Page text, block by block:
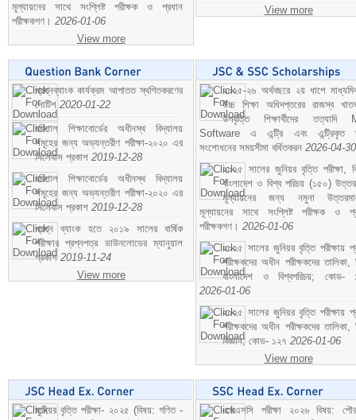
মূল্যায়নের সাথে সংশ্লিষ্ট পরীক্ষক ও প্রধান
পরীক্ষকগণ। 2026-01-06
View more
View more
প্রশ্নব্যাংক কার্যক্রম আপাতত স্থগিতকরণের
নোটিশ 2020-01-22
বরিশাল শিক্ষাবোর্ডের অধীনস্থ বিদ্যালয়
সমূহের জন্য অভ্যন্তরীণ পরীক্ষা-২০২০ এর
সিলেবাস প্রকাশ 2019-12-28
বরিশাল শিক্ষাবোর্ডের অধীনস্থ বিদ্যালয়
সমূহের জন্য অভ্যন্তরীণ পরীক্ষা-২০২০ এর
সিলেবাস প্রকাশ 2019-12-28
প্রশ্ন ব্যাংক হতে ২০১৯ সালের বার্ষিক
পরীক্ষার প্রশ্নপত্র ডাউনলোডের ম্যানুয়াল
প্রকাশ 2019-11-24
View more
২০২৫-২৬ অর্থবছরে ২য় ধাপে
উচ্চ শিক্ষা অধিদপ্তরের রাজস্ব
উপবৃত্তি শিক্ষার্থীদের তত্যাদি
Software এ এন্ট্রি এবং এন্ট্রিকৃত
সংশোধনের সময়সীমা বর্ধিতকরন 2026-04-30
২০২৫ সালের জুনিয়র বৃত্তি পরীক্ষা,
বাংলাদেশ ও বিশ্ব পরিচয় (১৫০)
মূল্যায়নের জন্য নমুনা
মূল্যায়নের সাথে সংশ্লিষ্ট পরীক্ষক ও
পরীক্ষকগণ। 2026-01-06
২০২৫ সালের জুনিয়র বৃত্তি পরীক্ষায়
পরীক্ষকদের অধীন পরীক্ষকদের তালিকা,
বাংলাদেশ ও বিশ্বপরিচয়; কোড-
2026-01-06
২০২৫ সালের জুনিয়র বৃত্তি পরীক্ষায়
পরীক্ষকদের অধীন পরীক্ষকদের তালিকা,
বিজ্ঞান; কোড- ১২৭ 2026-01-06
View more
জুনিয়র বৃত্তি পরীক্ষা- ২০২৫ (বিষয়: গণিত -
এসএসসি পরীক্ষা ২০২৬ বিষয়: